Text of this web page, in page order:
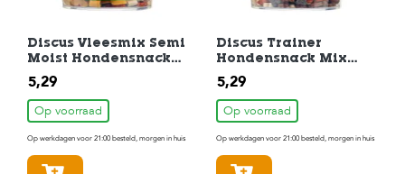
Discus Vleesmix Semi
Moist Hondensnack
500 gr
5,29
Op voorraad
Op werkdagen voor 21:00 besteld, morgen in huis
Discus Trainer
Hondensnack Mix
500gr
5,29
Op voorraad
Op werkdagen voor 21:00 besteld, morgen in huis